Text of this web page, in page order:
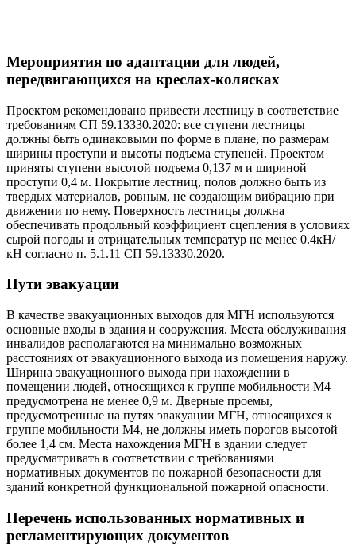
Мероприятия по адаптации для людей,
передвигающихся на креслах-колясках
Проектом рекомендовано привести лестницу в соответствие
требованиям СП 59.13330.2020: все ступени лестницы
должны быть одинаковыми по форме в плане, по размерам
ширины проступи и высоты подъема ступеней. Проектом
приняты ступени высотой подъема 0,137 м и шириной
проступи 0,4 м. Покрытие лестниц, полов должно быть из
твердых материалов, ровным, не создающим вибрацию при
движении по нему. Поверхность лестницы должна
обеспечивать продольный коэффициент сцепления в условиях
сырой погоды и отрицательных температур не менее 0.4кН/
кН согласно п. 5.1.11 СП 59.13330.2020.
Пути эвакуации
В качестве эвакуационных выходов для МГН используются
основные входы в здания и сооружения. Места обслуживания
инвалидов располагаются на минимально возможных
расстояниях от эвакуационного выхода из помещения наружу.
Ширина эвакуационного выхода при нахождении в
помещении людей, относящихся к группе мобильности М4
предусмотрена не менее 0,9 м. Дверные проемы,
предусмотренные на путях эвакуации МГН, относящихся к
группе мобильности М4, не должны иметь порогов высотой
более 1,4 см. Места нахождения МГН в здании следует
предусматривать в соответствии с требованиями
нормативных документов по пожарной безопасности для
зданий конкретной функциональной пожарной опасности.
Перечень использованных нормативных и
регламентирующих документов